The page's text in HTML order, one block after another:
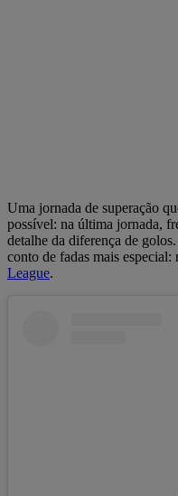
Uma jornada de superação
possível: na última jornada,
detalhe da diferença de
conto de fadas mais
League.